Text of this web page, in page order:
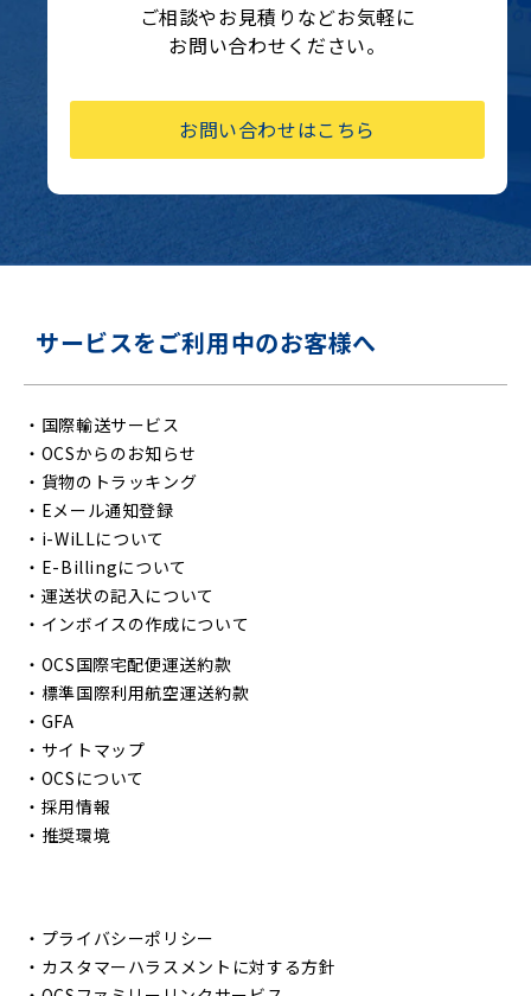
ご相談やお見積りなどお気軽に
お問い合わせください。
お問い合わせはこちら
サービスをご利用中のお客様へ
・ 国際輸送サービス
・ OCSからのお知らせ
・ 貨物のトラッキング
・ Eメール通知登録
・ i-WiLLについて
・ E-Billingについて
・ 運送状の記入について
・ インボイスの作成について
・ OCS国際宅配便運送約款
・ 標準国際利用航空運送約款
・ GFA
・ サイトマップ
・ OCSについて
・ 採用情報
・ 推奨環境
・ プライバシーポリシー
・ カスタマーハラスメントに対する方針